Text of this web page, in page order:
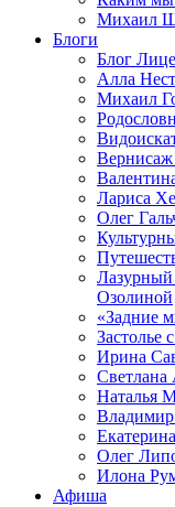
Михаил
Блоги
Блог
Алла
Михаил
Лариса
Олег
Лазурный
Озолиной
«Задние
Застолье
Ирина
Светлана
Наталья
Олег
Илона
Афиша